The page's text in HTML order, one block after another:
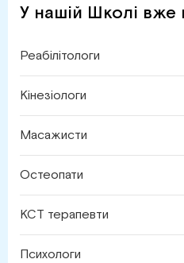
У нашій Школі вже
Реабілітологи
Кінезіологи
Масажисти
Остеопати
КСТ терапевти
Психологи